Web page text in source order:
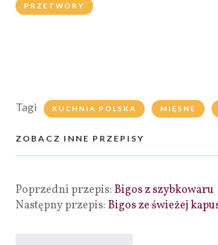
PRZETWORY
Tagi KUCHNIA POLSKA MIĘSNE
ZOBACZ INNE PRZEPISY
Poprzedni przepis:Bigos z szybkowaru
Następny przepis:Bigos ze świeżej